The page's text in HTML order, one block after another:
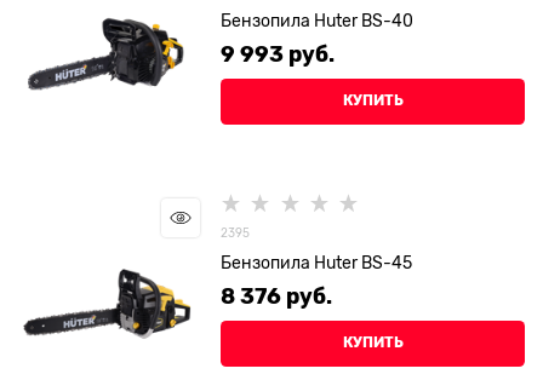
Бензопила Huter BS-40
9 993 руб.
КУПИТЬ
2395
Бензопила Huter BS-45
8 376 руб.
КУПИТЬ